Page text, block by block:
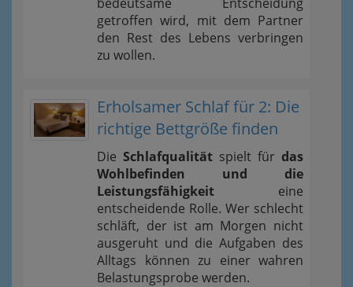
getroffen wird, mit dem Partner
den Rest des Lebens verbringen
zu wollen.
Erholsamer Schlaf für 2: Die
richtige Bettgröße finden
Die Schlafqualität spielt für das
Wohlbefinden und die
Leistungsfähigkeit eine
entscheidende Rolle. Wer schlecht
schläft, der ist am Morgen nicht
ausgeruht und die Aufgaben des
Alltags können zu einer wahren
Belastungsprobe werden.